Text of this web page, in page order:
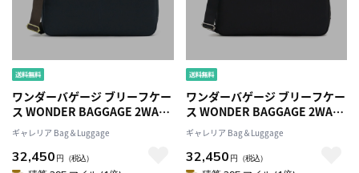
ワンダーバゲージ ブリーフケー
ス WONDER BAGGAGE 2WAY
ビジネス GOODMANS MG
BUSINESS BAGグッドマンズ
ショルダー 通勤 ビジネス A4 メ
ギャレリア Bag＆Luggage
32,450 円 （税込）
ワンダーバゲージ ブリーフケー
ス WONDER BAGGAGE 2WAY
ビジネス GOODMANS MG
BUSINESS BAGグッドマンズ
ショルダー 通勤 ビジネス A4 メ
ギャレリア Bag＆Luggage
32,450 円 （税込）